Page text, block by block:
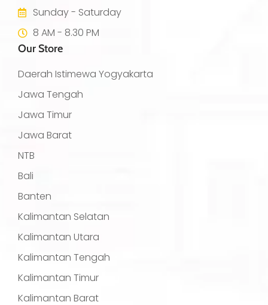
Sunday - Saturday
8 AM - 8.30 PM
Our Store
Daerah Istimewa Yogyakarta
Jawa Tengah
Jawa Timur
Jawa Barat
NTB
Bali
Banten
Kalimantan Selatan
Kalimantan Utara
Kalimantan Tengah
Kalimantan Timur
Kalimantan Barat